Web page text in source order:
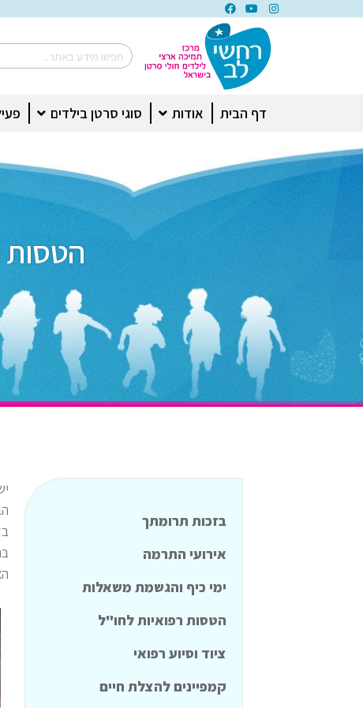
דף הבית אודות סוגי סרטן בילדים
הטסות
בזכות תרומתך
אירועי התרמה
ימי כיף והגשמת משאלות
הטסות רפואיות לחו"ל
ציוד וסיוע רפואי
קמפיינים להצלת חיים